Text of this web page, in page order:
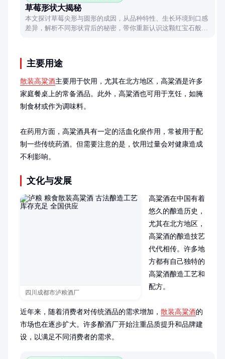
草莓形状大揭秘
本文探讨草莓尖形与圆形的成因，从品种特性、生长环境到口感
差异，解析不同形状背后的秘密，带你重新认识这颗红宝石般的
主要用途
散装高粱酒主要用于饮用，尤其在北方地区，高粱酒是许多
家庭餐桌上的常备酒品。此外，高粱酒也可用于烹饪，如腌
制食材或作为调味料。
在药用方面，高粱酒具有一定的活血化瘀作用，常被用于配
制一些传统药酒。但需要注意的是，饮用过量会对健康造成
不利影响。
文化与发展
四川成都市泸粮酒厂
高粱酒在中国有着
悠久的酿造历史，
尤其在北方地区，
高粱酒的酿造技艺
代代相传。许多地
方都有自己独特的
高粱酒酿造工艺和
配方。
近年来，随着消费者对传统酒品的需求增加， 散装高粱酒的
市场也在逐步扩大。许多酿酒厂开始注重品质提升和品牌建
设，以满足不同消费者的需求。